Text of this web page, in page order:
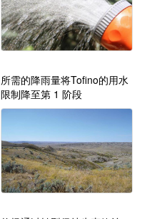
所需的降雨量将Tofino的用水
限制降至第 1 阶段